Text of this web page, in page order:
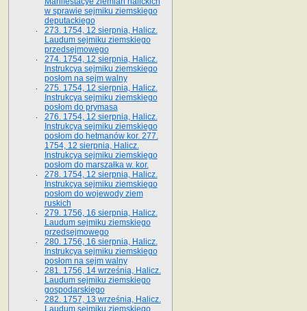
w sprawie sejmiku ziemskiego
deputackiego
273. 1754, 12 sierpnia, Halicz.
Laudum sejmiku ziemskiego
przedsejmowego
274. 1754, 12 sierpnia, Halicz.
Instrukcya sejmiku ziemskiego
posłom na sejm walny
275. 1754, 12 sierpnia, Halicz.
Instrukcya sejmiku ziemskiego
posłom do prymasa
276. 1754, 12 sierpnia, Halicz.
Instrukcya sejmiku ziemskiego
posłom do hetmanów kor. 277.
1754, 12 sierpnia, Halicz.
Instrukcya sejmiku ziemskiego
posłom do marszałka w. kor.
278. 1754, 12 sierpnia, Halicz.
Instrukcya sejmiku ziemskiego
posłom do wojewody ziem
ruskich
279. 1756, 16 sierpnia, Halicz.
Laudum sejmiku ziemskiego
przedsejmowego
280. 1756, 16 sierpnia, Halicz.
Instrukcya sejmiku ziemskiego
posłom na sejm walny
281. 1756, 14 września, Halicz.
Laudum sejmiku ziemskiego
gospodarskiego
282. 1757, 13 września, Halicz.
Laudum sejmiku ziemskiego